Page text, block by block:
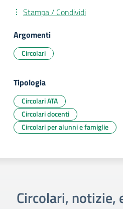
Stampa / Condividi
Argomenti
Circolari
Tipologia
Circolari ATA
Circolari docenti
Circolari per alunni e famiglie
Circolari, notizie,